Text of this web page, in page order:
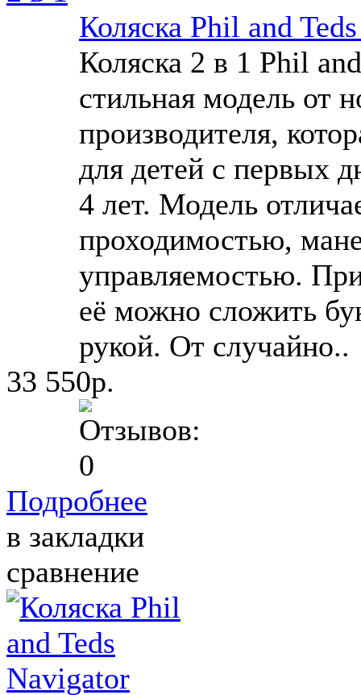
Коляска Phil and
Коляска 2 в 1 Phil
стильная модель от
производителя,
для детей с первых
4 лет. Модель
проходимостью,
управляемостью.
её можно сложить
рукой. От случайно..
33 550р.
Подробнее
в закладки
сравнение